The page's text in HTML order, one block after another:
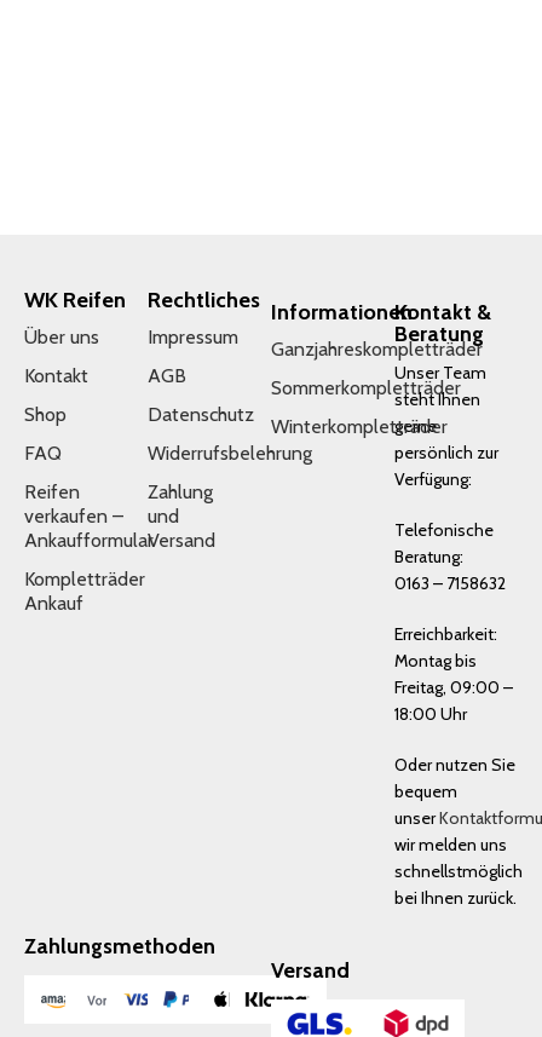
WK Reifen
Über uns
Kontakt
Shop
FAQ
Reifen
verkaufen –
Ankaufformular
Kompletträder
Ankauf
Rechtliches
Impressum
AGB
Datenschutz
Widerrufsbelehrung
Zahlung
und
Versand
Informationen
Ganzjahreskompletträder
Sommerkompletträder
Winterkompletträder
Kontakt &
Beratung
Unser Team
steht Ihnen
gerne
persönlich zur
Verfügung:
Telefonische
Beratung:
0163 – 7158632
Erreichbarkeit:
Montag bis
Freitag, 09:00 –
18:00 Uhr
Oder nutzen Sie
bequem
unser
wir melden uns
schnellstmöglich
bei Ihnen zurück.
Zahlungsmethoden
Versand